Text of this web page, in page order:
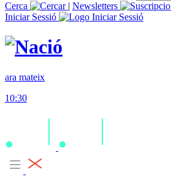
Cerca
| Newsletters
Iniciar Sessió
ara mateix
10:30